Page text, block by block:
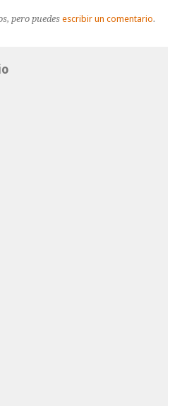
pero puedes escribir un comentario.